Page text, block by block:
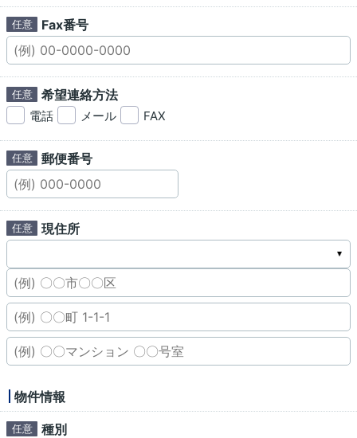
Fax番号
希望連絡方法
電話 メール FAX
郵便番号
現住所
物件情報
種別